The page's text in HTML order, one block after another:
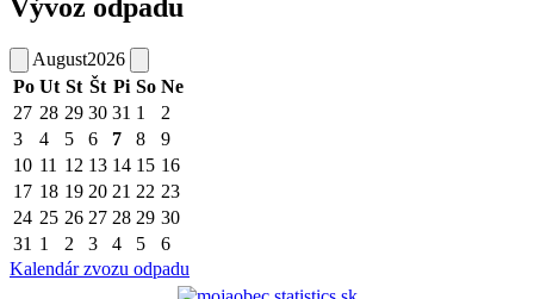
Vývoz odpadu
August2026
Po Ut St Št Pi So Ne
27 28 29 30 31 1
2
3
4 5 6 7 8
9
10 11 12 13 14 15 16
17 18 19 20 21 22 23
24 25 26 27 28 29 30
31 1 2 3 4 5
6
Kalendár zvozu odpadu